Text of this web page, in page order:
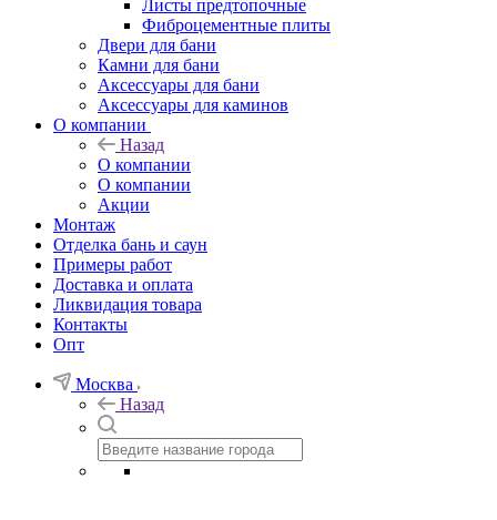
Листы предтопочные
Фиброцементные плиты
Двери для бани
Камни для бани
Аксессуары для бани
Аксессуары для каминов
О компании
Назад
О компании
О компании
Акции
Монтаж
Отделка бань и саун
Примеры работ
Доставка и оплата
Ликвидация товара
Контакты
Опт
Москва
Назад